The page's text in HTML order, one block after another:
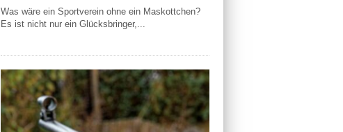
Was wäre ein Sportverein ohne ein Maskottchen?
Es ist nicht nur ein Glücksbringer,...